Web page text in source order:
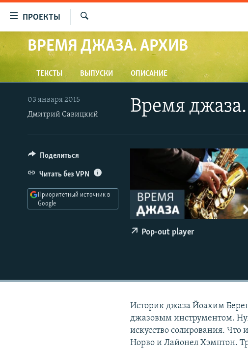
упрощенного
доступа
Вернуться
к
основному
содержанию
навигации
Вернутся
ПРОЕКТЫ
ПРОГРАММЫ
ПОДКАСТЫ
АВТОРСКИЕ ПРОЕКТЫ
ЦИТАТЫ СВОБОДЫ
МНЕНИЯ
КУЛЬТУРА
IDEL.РЕАЛИИ
КАВКАЗ.РЕАЛИИ
СЕВЕР.РЕАЛИИ
СИБИРЬ.РЕАЛИИ
Искать
ВРЕМЯ ДЖАЗА. АРХИВ
ТЕКСТЫ ВЫПУСКИ ОПИСАНИЕ
Время
03 января 2015
Дмитрий Савицкий
Pop-out player
Поделиться
Читать без VPN
Приоритетный источник в
Google
Историк джаза Йоахим
джазовым инструментом.
искусство солирования. Что
Норво и Лайонел Хэмптон.